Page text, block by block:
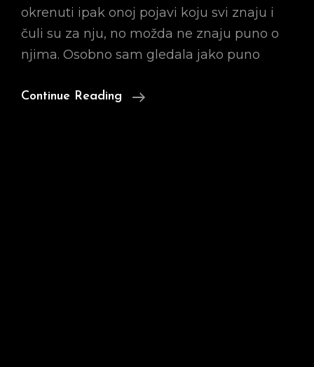
okrenuti ipak onoj pojavi koju svi znaju i
čuli su za nju, no možda ne znaju puno o
njima. Osobno sam gledala jako puno
Continue Reading
Što